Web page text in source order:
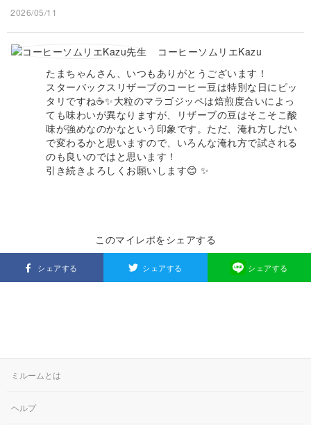
2026/05/11
コーヒーソムリエKazu
たまちゃんさん、いつもありがとうございます！
スターバックスリザーブのコーヒー豆は特別な日にピッ
タリですね☕✨大粒のマラゴジッペは焙煎度合いによっ
ても味わいが異なりますが、リザーブの豆はそこそこ酸
味が強めなのかなという印象です。ただ、淹れ方しだい
で変わるかと思いますので、いろんな淹れ方で試される
のも良いのではと思います！
引き続きよろしくお願いします😊 ✨
このマイレポをシェアする
シェアする シェアする シェアする
ミルームとは
ヘルプ